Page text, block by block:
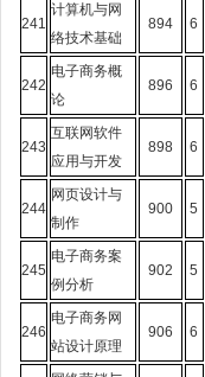
241
计算机与网
络技术基础
894 6
242
电子商务概
论
896 6
243
互联网软件
应用与开发
898 6
244
网页设计与
制作
900 5
245
电子商务案
例分析
902 5
246
电子商务网
站设计原理
906 6